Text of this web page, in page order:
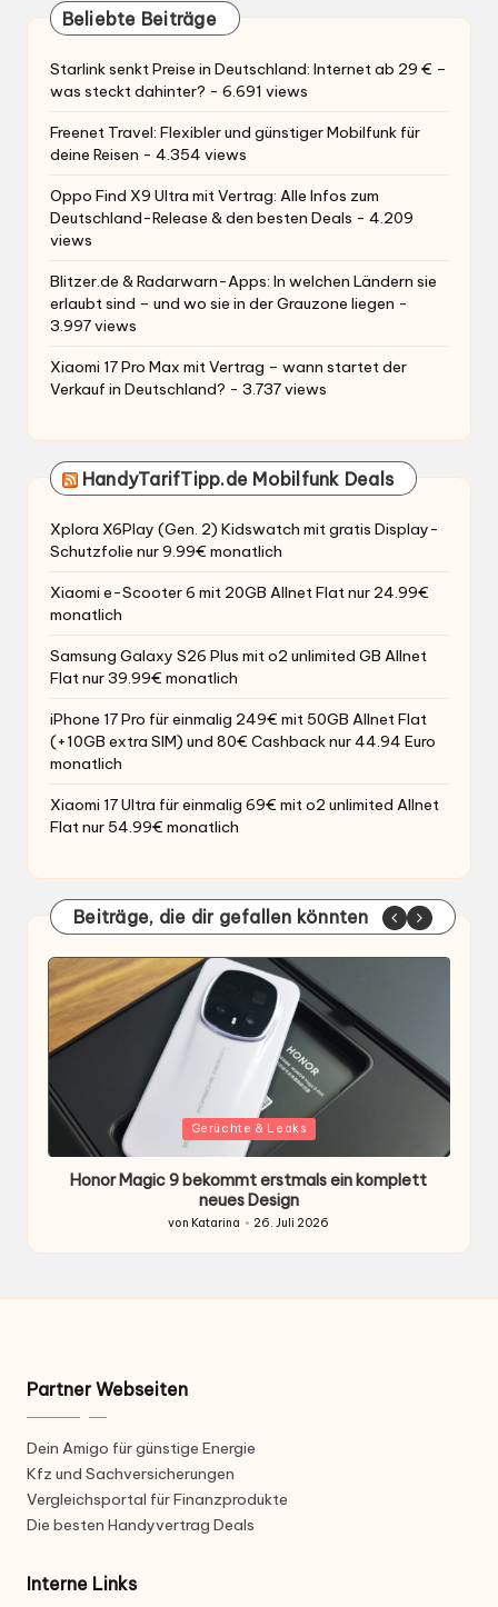
Beliebte Beiträge
Starlink senkt Preise in Deutschland: Internet ab 29 € –
was steckt dahinter? - 6.691 views
Freenet Travel: Flexibler und günstiger Mobilfunk für
deine Reisen - 4.354 views
Oppo Find X9 Ultra mit Vertrag: Alle Infos zum
Deutschland-Release & den besten Deals - 4.209
views
Blitzer.de & Radarwarn-Apps: In welchen Ländern sie
erlaubt sind – und wo sie in der Grauzone liegen -
3.997 views
Xiaomi 17 Pro Max mit Vertrag – wann startet der
Verkauf in Deutschland? - 3.737 views
HandyTarifTipp.de Mobilfunk Deals
Xplora X6Play (Gen. 2) Kidswatch mit gratis Display-
Schutzfolie nur 9.99€ monatlich
Xiaomi e-Scooter 6 mit 20GB Allnet Flat nur 24.99€
monatlich
Samsung Galaxy S26 Plus mit o2 unlimited GB Allnet
Flat nur 39.99€ monatlich
iPhone 17 Pro für einmalig 249€ mit 50GB Allnet Flat
(+10GB extra SIM) und 80€ Cashback nur 44.94 Euro
monatlich
Xiaomi 17 Ultra für einmalig 69€ mit o2 unlimited Allnet
Flat nur 54.99€ monatlich
Beiträge, die dir gefallen könnten
Gepostet
Gerüchte & Leaks
Honor Magic 9 bekommt erstmals ein komplett
neues Design
Gepostet
von
von Katarina 26. Juli 2026
Partner Webseiten
Dein Amigo für günstige Energie
Kfz und Sachversicherungen
Vergleichsportal für Finanzprodukte
Die besten Handyvertrag Deals
Interne Links